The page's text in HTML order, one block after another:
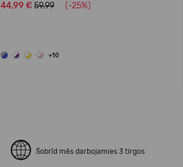
44,99 € 59.99 (-25%)
+10
Šobrīd mēs darbojamies 3 tirgos